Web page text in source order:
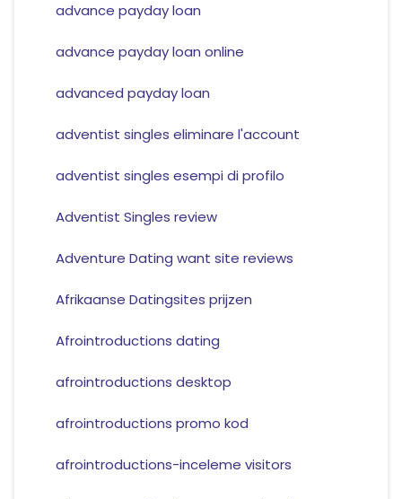
advance payday loan
advance payday loan online
advanced payday loan
adventist singles eliminare l'account
adventist singles esempi di profilo
Adventist Singles review
Adventure Dating want site reviews
Afrikaanse Datingsites prijzen
Afrointroductions dating
afrointroductions desktop
afrointroductions promo kod
afrointroductions-inceleme visitors